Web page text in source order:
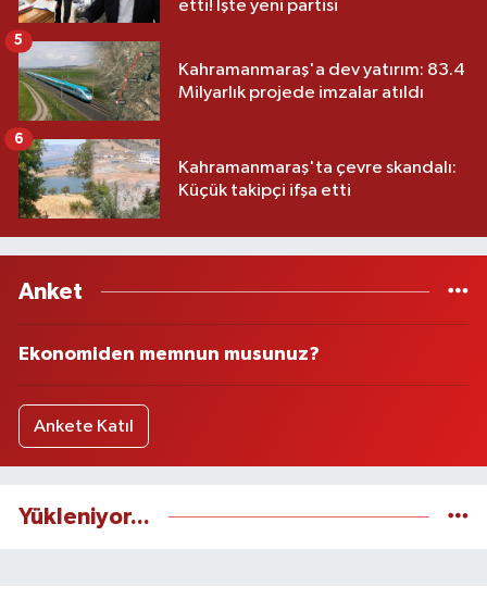
etti! İşte yeni partisi
Kahramanmaraş'a dev yatırım: 83.4
Milyarlık projede imzalar atıldı
5
Kahramanmaraş'ta çevre skandalı:
Küçük takipçi ifşa etti
6
Anket
Ekonomiden memnun musunuz?
Ankete Katıl
Yükleniyor...